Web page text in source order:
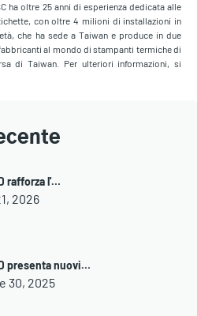
ha oltre 25 anni di esperienza dedicata alle
con oltre 4 milioni di installazioni in
che ha sede a Taiwan e produce in due
al mondo di stampanti termiche di
di Taiwan. Per ulteriori informazioni, si
rafforza l'…
2026
presenta nuovi…
30, 2025